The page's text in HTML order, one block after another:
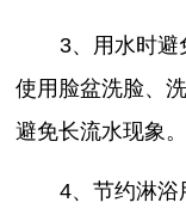
3、用水时避
使用脸盆洗脸、
避免长流水现象。
4、节约淋浴